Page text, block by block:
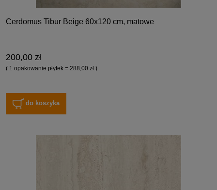
Cerdomus Tibur Beige 60x120 cm, matowe
200,00 zł
( 1 opakowanie płytek = 288,00 zł )
do koszyka